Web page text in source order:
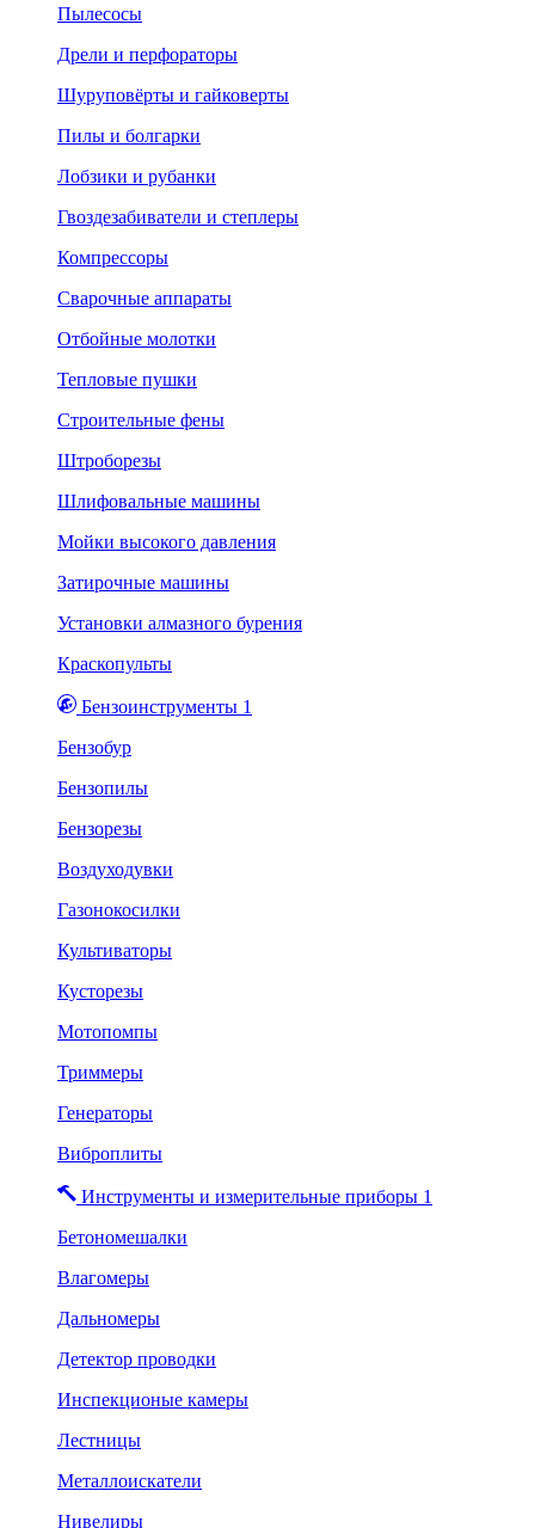
Пылесосы
Дрели и перфораторы
Шуруповёрты и гайковерты
Пилы и болгарки
Лобзики и рубанки
Гвоздезабиватели и степлеры
Компрессоры
Сварочные аппараты
Отбойные молотки
Тепловые пушки
Строительные фены
Штроборезы
Шлифовальные машины
Мойки высокого давления
Затирочные машины
Установки алмазного бурения
Краскопульты
Бензоинструменты 1
Бензобур
Бензопилы
Бензорезы
Воздуходувки
Газонокосилки
Культиваторы
Кусторезы
Мотопомпы
Триммеры
Генераторы
Виброплиты
Инструменты и измерительные приборы 1
Бетономешалки
Влагомеры
Дальномеры
Детектор проводки
Инспекционые камеры
Лестницы
Металлоискатели
Нивелиры